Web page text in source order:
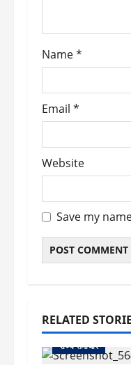
o
n
Name*
Email *
Website
Save my
RELATED
राज्य समाचार